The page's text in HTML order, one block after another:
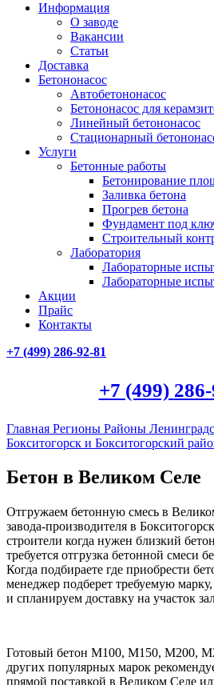
Информация
О заводе
Вакансии
Статьи
Доставка
Бетононасос
Автобетононасос
Бетононасос для
Линейный бетононасос
Стационарный
Услуги
Бетонные работы
Бетонирование
Заливка бетона
Прогрев бетона
Фундамент под
Строительный
Лаборатория
Лабораторные
Лабораторные
Акции
Прайс
Контакты
+7 (499) 286-92-81
+7 (499)
Главная Регионы Районы
Бокситогорск и Бокситогорский
Бетон в Великом Селе
Отгружаем бетонную смесь в
завода-производителя в
строители когда нужен близкий
требуется отгрузка бетонной смеси
Когда подбираете где приобрести
менеджер подберет требуемую марку,
и спланируем доставку на участок
Готовый бетон М100, М150, М200,
других популярных марок
прямой поставкой в Великом Селе